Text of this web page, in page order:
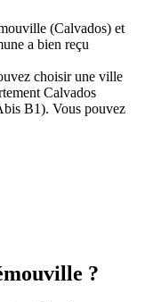
(Calvados) et
a bien reçu
choisir une ville
Calvados
B1). Vous pouvez
?